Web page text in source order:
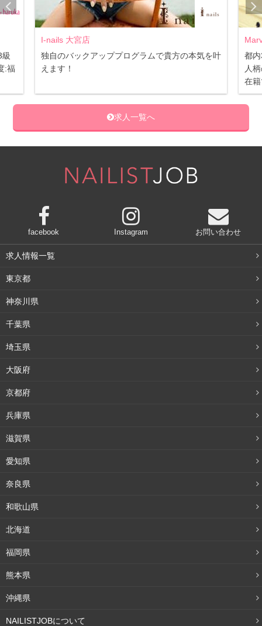
:福
I-nails 大宮店
独自のバックアッププログラムで貴方の本気を叶
えます！
都
人
在
求人一覧へ
facebook Instagram お問い合わせ
求人情報一覧
東京都
神奈川県
千葉県
埼玉県
大阪府
京都府
兵庫県
滋賀県
愛知県
奈良県
和歌山県
北海道
福岡県
熊本県
沖縄県
NAILISTJOBについて